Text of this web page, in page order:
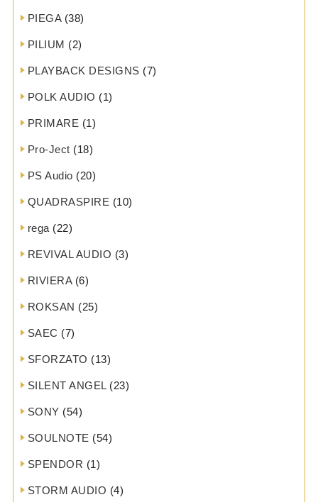
PIEGA(38)
PILIUM (2)
PLAYBACK DESIGNS (7)
POLK AUDIO (1)
PRIMARE (1)
Pro-Ject (18)
PS Audio (20)
QUADRASPIRE (10)
rega (22)
REVIVAL AUDIO (3)
RIVIERA(6)
ROKSAN (25)
SAEC (7)
SFORZATO (13)
SILENT ANGEL(23)
SONY (54)
SOULNOTE (54)
SPENDOR (1)
STORM AUDIO (4)